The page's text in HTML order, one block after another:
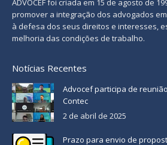
ADVOCEF foi criada em 15 de agosto de
promover a integração dos advogados
à defesa dos seus direitos e interesses,
melhoria das condições de trabalho.
Notícias Recentes
Advocef participa de
Contec
2 de abril de 2025
Prazo para envio de